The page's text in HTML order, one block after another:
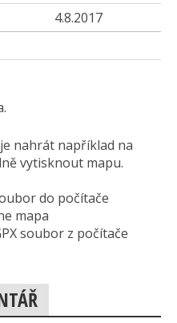
4.8.2017
nahrát například na
vytisknout mapu.
do počítače
mapa
soubor z počítače